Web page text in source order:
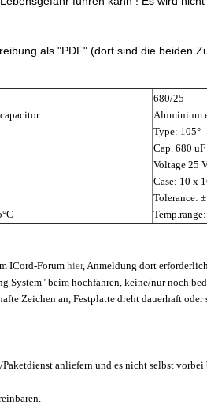
als "PDF" (dort sind die beiden
680/25
Aluminium
Type: 105°
Cap. 680 uF
Voltage 25
Case: 10 x
Tolerance:
ICord-Forumhier, Anmeldung dort
beim hochfahren, keine/nur noch
Zeichen an, Festplatte dreht dauerhaft oder
anliefern und es nicht selbst